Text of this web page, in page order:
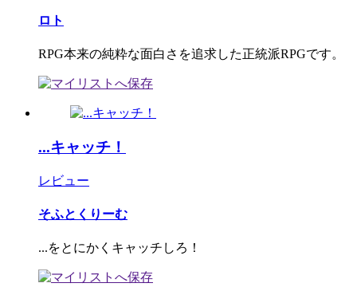
ロト
RPG本来の純粋な面白さを追求した正統派RPGです。
...キャッチ！
レビュー
そふとくりーむ
...をとにかくキャッチしろ！